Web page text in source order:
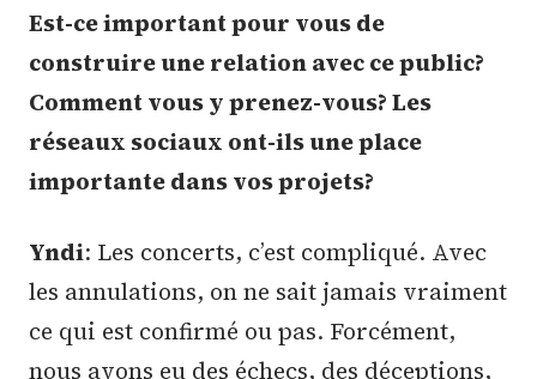
Est-ce important pour vous de
construire une relation avec ce public?
Comment vous y prenez-vous? Les
réseaux sociaux ont-ils une place
importante dans vos projets?
Yndi: Les concerts, c’est compliqué. Avec
les annulations, on ne sait jamais vraiment
ce qui est confirmé ou pas. Forcément,
nous avons eu des échecs, des déceptions,